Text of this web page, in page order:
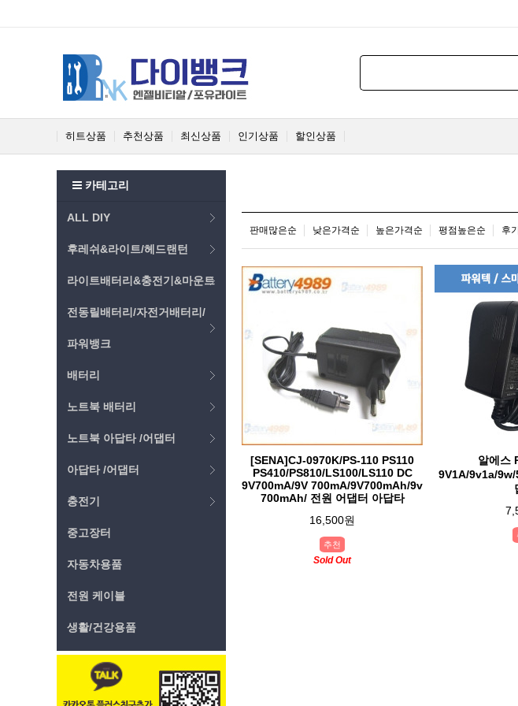
히트상품 추천상품 최신상품 인기상품 할인상품
카테고리
ALL DIY
후레쉬&라이트/헤드랜턴
라이트배터리&충전기&마운트
전동릴배터리/자전거배터리/
파워뱅크
배터리
노트북 배터리
노트북 아답타 /어댑터
아답타 /어댑터
충전기
중고장터
자동차용품
전원 케이블
생활/건강용품
판매많은순 낮은가격순 높은가격순 평점높은순 후
[SENA]CJ-0970K/PS-110 PS110
PS410/PS810/LS100/LS110 DC
9V700mA/9V 700mA/9V700mAh/9v
700mAh/ 전원 어댑터 아답타
16,500원
추천
Sold Out
알에스
9V1A/9v1a/